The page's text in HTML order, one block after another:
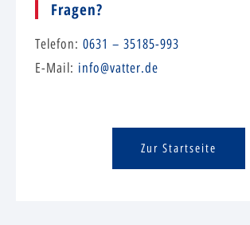
Fragen?
Telefon: 0631 – 35185-993
E-Mail: info@vatter.de
Zur Startseite